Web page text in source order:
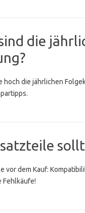
die
hoch die jährlichen
vor dem Kauf:
Fehlkäufe!